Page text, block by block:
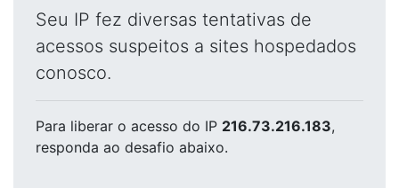
Seu IP fez diversas tentativas de
acessos suspeitos a sites hospedados
conosco.
Para liberar o acesso do IP 216.73.216.183,
responda ao desafio abaixo.